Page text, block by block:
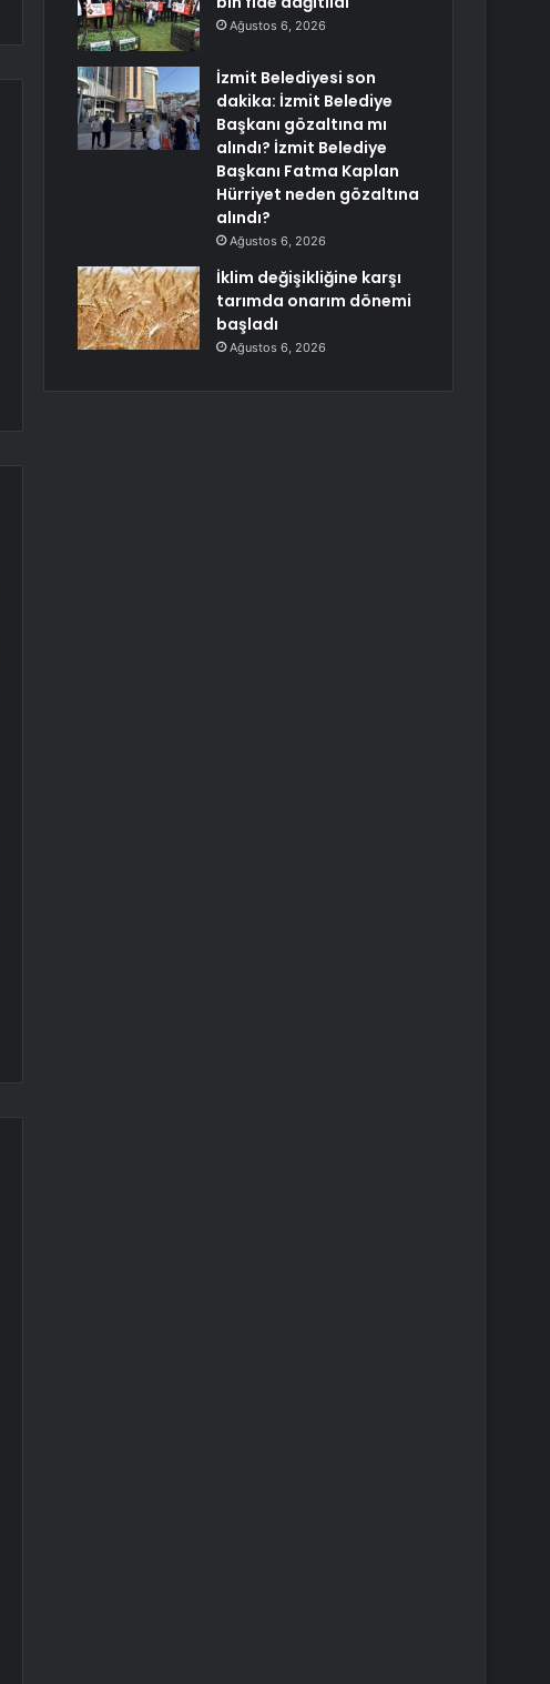
Ağustos 6, 2026
İzmit Belediyesi son
dakika: İzmit Belediye
Başkanı gözaltına mı
alındı? İzmit Belediye
Başkanı Fatma Kaplan
Hürriyet neden gözaltına
alındı?
Ağustos 6, 2026
İklim değişikliğine karşı
tarımda onarım dönemi
başladı
Ağustos 6, 2026